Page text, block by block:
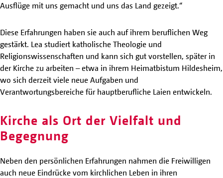
Ausflüge mit uns gemacht und uns das Land gezeigt.“
Diese Erfahrungen haben sie auch auf ihrem beruflichen Weg
gestärkt. Lea studiert katholische Theologie und
Religionswissenschaften und kann sich gut vorstellen, später in
der Kirche zu arbeiten – etwa in ihrem Heimatbistum Hildesheim,
wo sich derzeit viele neue Aufgaben und
Verantwortungsbereiche für hauptberufliche Laien entwickeln.
Kirche als Ort der Vielfalt und
Begegnung
Neben den persönlichen Erfahrungen nahmen die Freiwilligen
auch neue Eindrücke vom kirchlichen Leben in ihren